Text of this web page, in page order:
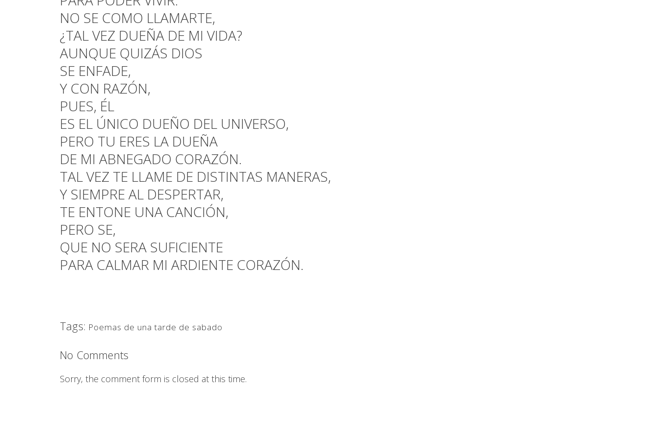
NO SE COMO LLAMARTE,
¿TAL VEZ DUEÑA DE MI VIDA?
AUNQUE QUIZÁS DIOS
SE ENFADE,
Y CON RAZÓN,
PUES, ÉL
ES EL ÚNICO DUEÑO DEL UNIVERSO,
PERO TU ERES LA DUEÑA
DE MI ABNEGADO CORAZÓN.
TAL VEZ TE LLAME DE DISTINTAS MANERAS,
Y SIEMPRE AL DESPERTAR,
TE ENTONE UNA CANCIÓN,
PERO SE,
QUE NO SERA SUFICIENTE
PARA CALMAR MI ARDIENTE CORAZÓN.
Tags: Poemas de una tarde de sabado
No Comments
Sorry, the comment form is closed at this time.